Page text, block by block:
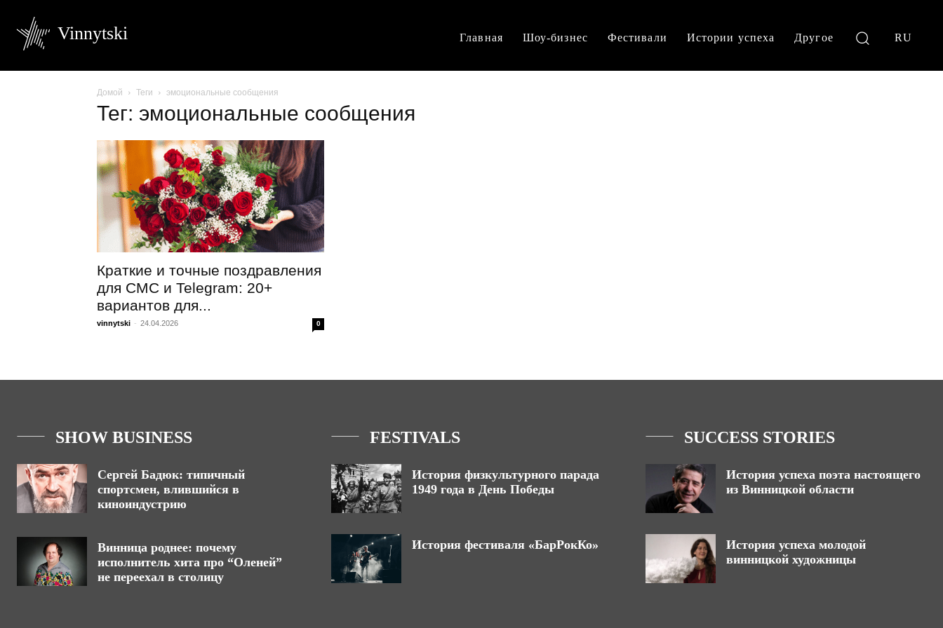
Vinnytski Главная Шоу-бизнес Фестивали Истории успеха Другое RU
Домой Теги эмоциональные сообщения
Тег: эмоциональные сообщения
Краткие и точные поздравления
для СМС и Telegram: 20+
вариантов для...
vinnytski - 24.04.2026 0
SHOW BUSINESS
Сергей Бадюк: типичный
спортсмен, влившийся в
киноиндустрию
Винница роднее: почему
исполнитель хита про “Оленей”
не переехал в столицу
FESTIVALS
История физкультурного парада
1949 года в День Победы
История фестиваля «БарРокКо»
SUCCESS STORIES
История успеха поэта настоящего
из Винницкой области
История успеха молодой
винницкой художницы